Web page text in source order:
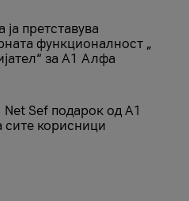
претставува
функционалност „
за А1 Алфа
Sеf подарок од А1
сите корисници